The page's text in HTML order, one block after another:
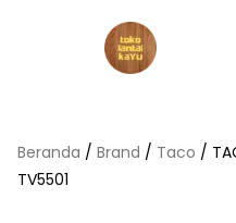
Beranda / Brand / Taco /
TV5501